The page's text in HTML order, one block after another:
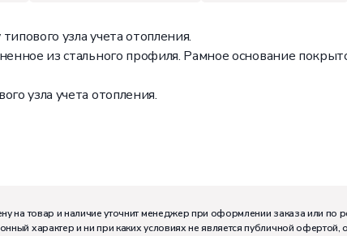
узла учета отопления.
из стального профиля. Рамное основание
узла учета отопления.
на товар и наличие уточнит менеджер при оформлении заказа или по
характер и ни при каких условиях не является публичной